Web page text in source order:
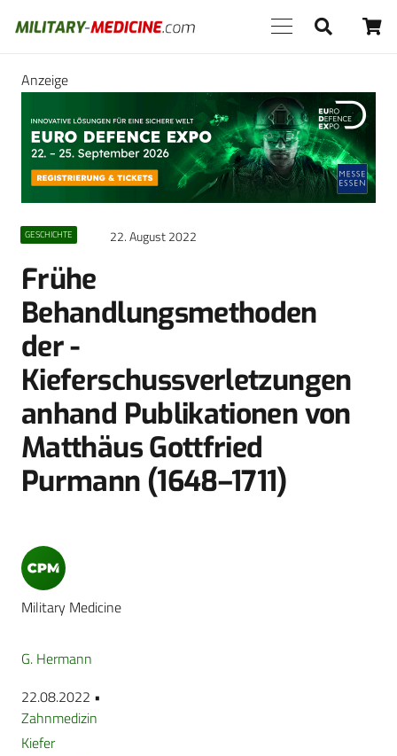
Anzeige
GESCHICHTE 22. August 2022
Frühe
Behandlungsmethoden
der ­
Kieferschussverletzungen
anhand Publikationen von
Matthäus Gottfried
Purmann (1648–1711)
Military Medicine
G. Hermann
22.08.2022 •
Zahnmedizin
Kiefer